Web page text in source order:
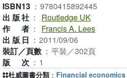
ISBN13 ： 9780415892445
出版社 ：
Routledge UK
作者 ：
Francis A. Lees
出版日 ： 2011/09/06
裝訂／頁數 ： 平裝／302頁
版次 ： 1
杜威圖書分類 ： Financial economics